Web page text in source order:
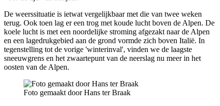
De weerssituatie is ietwat vergelijkbaar met die van twee weken
terug. Ook toen lag er een trog met koude lucht boven de Alpen. De
koele lucht is met een noordelijke stroming afgezakt naar de Alpen
en een lagedrukgebied aan de grond vormde zich boven Italië. In
tegenstelling tot de vorige 'winterinval', vinden we de laagste
sneeuwgrens en het zwaartepunt van de neerslag nu meer in het
oosten van de Alpen.
Foto gemaakt door Hans ter Braak